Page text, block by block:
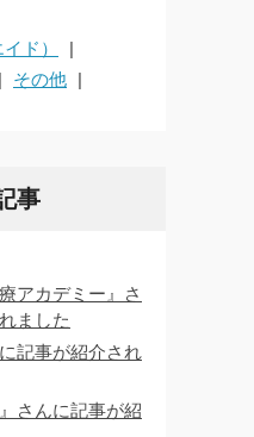
ド）
その他
事
アカデミー』さ
ました
記事が紹介され
さんに記事が紹